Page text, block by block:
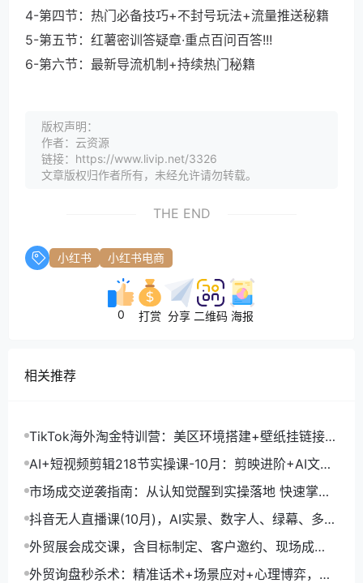
4-第四节：热门必备技巧+不封号玩法+流量推送秘籍
5-第五节：红薯密训答疑章·重点百问百答!!!
6-第六节：最新导流机制+持续热门秘籍
版权声明：
作者：云资源
链接：https://www.livip.net/3326
文章版权归作者所有，未经允许请勿转载。
THE END
小红书 小红书电商
0 打赏 分享 二维码 海报
相关推荐
TikTok海外淘金特训营：美区环境搭建+壁纸挂链接
+剪映数字人，月入1.5万
AI+短视频剪辑218节实操课-10月：剪映进阶+AI文案
生成+账号运营，月入2万
市场成交逆袭指南：从认知觉醒到实操落地 快速掌握
市场开拓与成交核心能力
抖音无人直播课(10月)，AI实景、数字人、绿幕、多种
玩法、24小时自动盈利
外贸展会成交课，含目标制定、客户邀约、现场成
交，系统化SOP提升参展ROI
外贸询盘秒杀术：精准话术+场景应对+心理博弈，单